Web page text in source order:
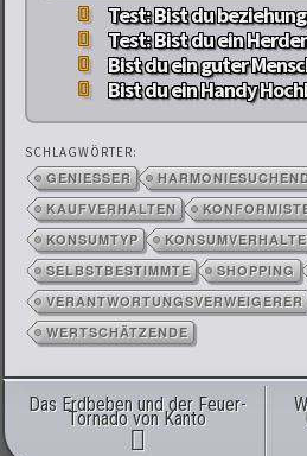
Test: Bist du
Test: Bist du ein
Bist du ein guter
Bist du ein Handy
SCHLAGWÖRTER:
GENIESSER
KAUFVERHALTEN
KONSUMTYP
SELBSTBESTIMMTE
SHOPPING
VERANTWORTUNGSVERWEIGERER
WERTSCHÄTZENDE
Artikel-
Das Erdbeben und der Feuer-
Tornado von Kanto